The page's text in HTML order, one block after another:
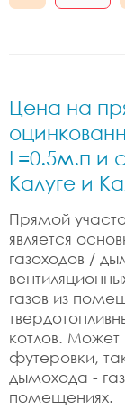
Цена на
L=0.5м.п и
Калуге и
Прямой
является
газоходов /
газов из
котлов. Может
футеровки,
дымохода -
помещениях.